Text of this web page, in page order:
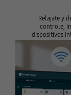
Relajate y
controle,
dispositivos